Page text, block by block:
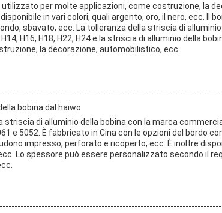
per molte applicazioni, come costruzione, la
in vari colori, quali argento, oro, il nero, ecc. Il
sbavato, ecc. La tolleranza della striscia di alluminio
H16, H18, H22, H24 e la striscia di alluminio della
la decorazione, automobilistico, ecc.
bobina dal haiwo
di alluminio della bobina con la marca
e 5052. È fabbricato in Cina con le opzioni del bordo
impresso, perforato e ricoperto, ecc. È inoltre
ecc. Lo spessore può essere personalizzato secondo il